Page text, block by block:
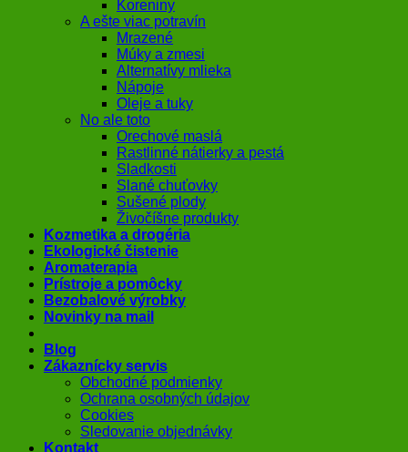
Koreniny
A ešte viac potravín
Mrazené
Múky a zmesi
Alternatívy mlieka
Nápoje
Oleje a tuky
No ale toto
Orechové maslá
Rastlinné nátierky a pestá
Sladkosti
Slané chuťovky
Sušené plody
Živočíšne produkty
Kozmetika a drogéria
Ekologické čistenie
Aromaterapia
Prístroje a pomôcky
Bezobalové výrobky
Novinky na mail
Blog
Zákaznícky servis
Obchodné podmienky
Ochrana osobných údajov
Cookies
Sledovanie objednávky
Kontakt